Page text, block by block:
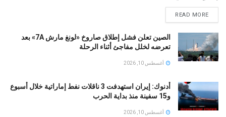
READ MORE
الصين تعلن فشل إطلاق صاروخ «لونغ مارش 7A» بعد
تعرضه لخلل مفاجئ أثناء الرحلة
أغسطس 10, 2026
أدنوك: إيران استهدفت 3 ناقلات نفط إماراتية خلال أسبوع
و15 سفينة منذ بداية الحرب
أغسطس 10, 2026